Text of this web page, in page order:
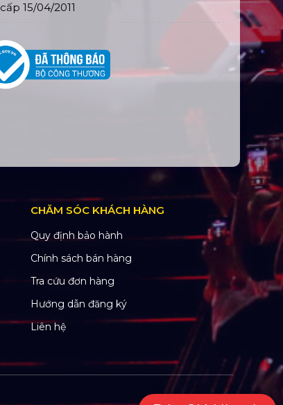
cấp 15/04/2011
CHĂM SÓC KHÁCH HÀNG
Quy định bảo hành
Chính sách bán hàng
Tra cứu đơn hàng
Hướng dẫn đăng ký
Liên hệ